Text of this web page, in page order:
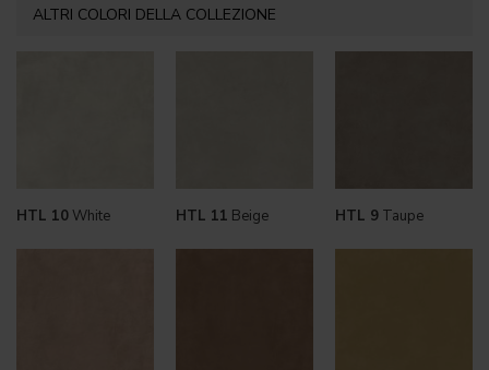
ALTRI COLORI DELLA COLLEZIONE
HTL 10 White HTL 11 Beige HTL 9Taupe